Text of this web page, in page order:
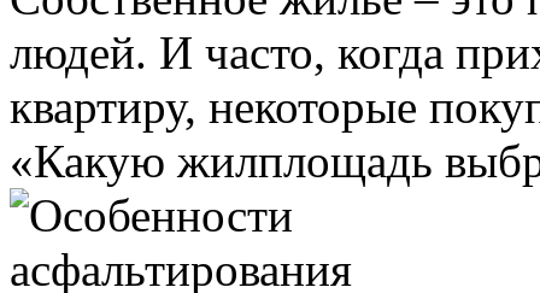
людей. И часто, когда
квартиру, некоторые
«Какую жилплощадь